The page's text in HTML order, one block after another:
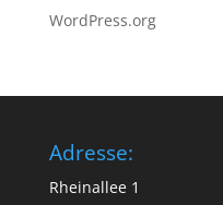
WordPress.org
Adresse:
Rheinallee 1